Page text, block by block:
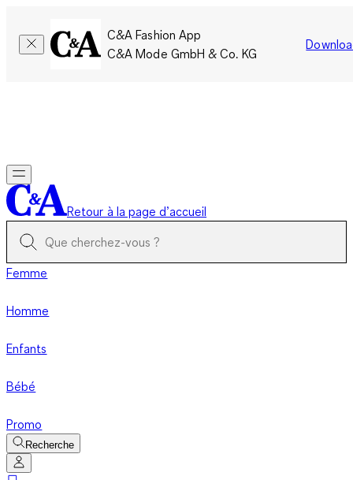
C&A Fashion App
C&A Mode GmbH & Co. KG
Retour à la page d’accueil
Femme
Homme
Enfants
Bébé
Promo
Recherche